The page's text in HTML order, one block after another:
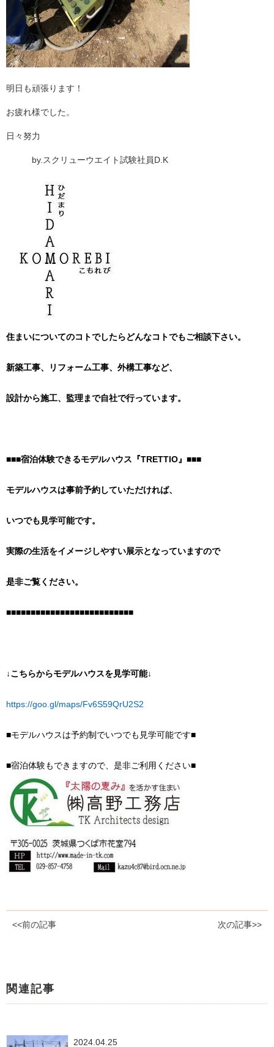
明日も頑張ります！
お疲れ様でした。
日々努力
by.スクリューウエイト試験社員D.K
住まいについてのコトでしたらどんなコトでもご相談下さい。
新築工事、リフォーム工事、外構工事など、
設計から施工、監理まで自社で行っています。
■■■宿泊体験できるモデルハウス『TRETTIO』■■■
モデルハウスは事前予約していただければ、
いつでも見学可能です。
実際の生活をイメージしやすい展示となっていますので
是非ご覧ください。
■■■■■■■■■■■■■■■■■■■■■■■■■■
↓こちらからモデルハウスを見学可能↓
https://goo.gl/maps/Fv6S59QrU2S2
■モデルハウスは予約制でいつでも見学可能です■
■宿泊体験もできますので、是非ご利用ください■
<<前の記事 次の記事>>
関連記事
2024.04.25